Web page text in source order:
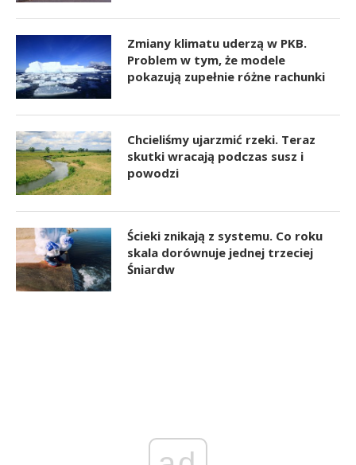
Zmiany klimatu uderzą w PKB.
Problem w tym, że modele
pokazują zupełnie różne rachunki
Chcieliśmy ujarzmić rzeki. Teraz
skutki wracają podczas susz i
powodzi
Ścieki znikają z systemu. Co roku
skala dorównuje jednej trzeciej
Śniardw